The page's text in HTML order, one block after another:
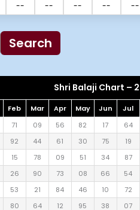
-- -- -- -- --
Search
Shri Balaji Chart –
Feb Mar Apr May Jun Jul
71 09 56 82 17 64
92 44 61 30 75 19
15 78 09 51 34 87
26 90 73 08 66 54
53 21 84 46 10 72
80 64 12 95 38 07